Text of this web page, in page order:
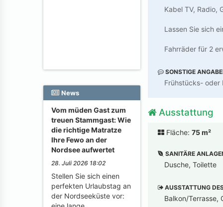
News
Vom müden Gast zum
treuen Stammgast: Wie
die richtige Matratze
Ihre Fewo an der
Nordsee aufwertet
28. Juli 2026 18:02
Stellen Sie sich einen
perfekten Urlaubstag an
der Nordseeküste vor:
Kabel TV, Radio,
Lassen Sie sich
Fahrräder für 2
SONSTIGE
Frühstücks- oder
Ausstattung
Fläche: 75 m²
SANITÄRE
Dusche, Toilette
AUSSTATTUNG
Balkon/Terrasse,